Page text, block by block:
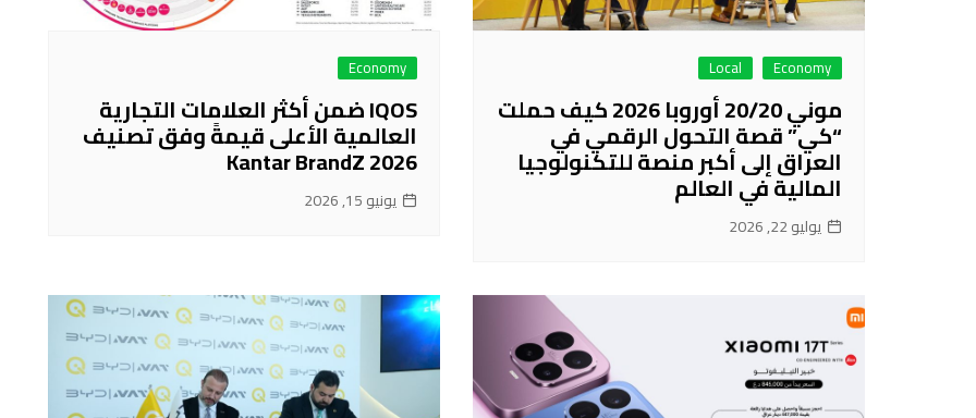
Economy
Local
موني 20/20 أوروبا 2026 كيف حملت
“كي” قصة التحول الرقمي في
العراق إلى أكبر منصة للتكنولوجيا
المالية في العالم
يوليو 22, 2026
Economy
IQOS ضمن أكثر العلامات التجارية
العالمية الأعلى قيمةً وفق تصنيف
Kantar BrandZ 2026
يونيو 15, 2026